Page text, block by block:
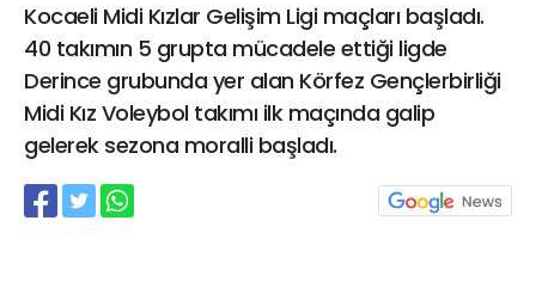
Kocaeli Midi Kızlar Gelişim Ligi maçları başladı.
40 takımın 5 grupta mücadele ettiği ligde
Derince grubunda yer alan Körfez Gençlerbirliği
Midi Kız Voleybol takımı ilk maçında galip
gelerek sezona moralli başladı.